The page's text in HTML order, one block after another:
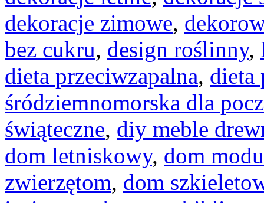
dekoracje zimowe,
bez cukru, design roślinny,
dieta przeciwzapalna, dieta
śródziemnomorska dla
świąteczne, diy meble
dom letniskowy, dom
zwierzętom, dom